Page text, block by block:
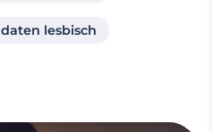
daten lesbisch